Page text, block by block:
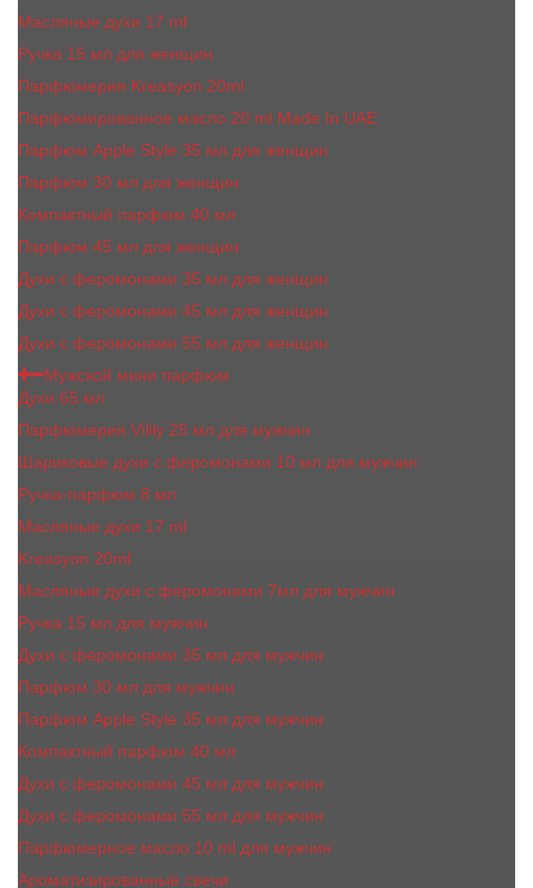
Масляные духи 17 ml
Ручка 15 мл для женщин
Парфюмерия Kreasyon 20ml
Парфюмированное масло 20 ml Made In UAE
Парфюм Apple Style 35 мл для женщин
Парфюм 30 мл для женщин
Компактный парфюм 40 мл
Парфюм 45 мл для женщин
Духи с феромонами 35 мл для женщин
Духи с феромонами 45 мл для женщин
Духи с феромонами 55 мл для женщин
Мужской мини парфюм
Духи 65 мл
Парфюмерия Vilily 25 мл для мужчин
Шариковые духи с феромонами 10 мл для мужчин
Ручка-парфюм 8 мл
Масляные духи 17 ml
Kreasyon 20ml
Масляные духи c феромонами 7мл для мужчин
Ручка 15 мл для мужчин
Духи с феромонами 35 мл для мужчин
Парфюм 30 мл для мужчин
Парфюм Apple Style 35 мл для мужчин
Компактный парфюм 40 мл
Духи с феромонами 45 мл для мужчин
Духи с феромонами 55 мл для мужчин
Парфюмерное масло 10 ml для мужчин
Ароматизированные свечи